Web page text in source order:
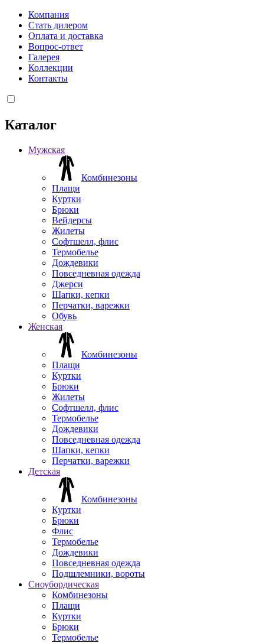
Компания
Стать дилером
Оплата и доставка
Вопрос-ответ
Галерея
Коллекции
Контакты
Каталог
Мужская
Комбинезоны
Плащи
Куртки
Брюки
Вейдерсы
Жилеты
Софтшелл, флис
Термобелье
Дождевики
Повседневная одежда
Джерси
Шапки, кепки
Перчатки, варежки
Обувь
Женская
Комбинезоны
Плащи
Куртки
Брюки
Жилеты
Софтшелл, флис
Термобелье
Дождевики
Повседневная одежда
Шапки, кепки
Перчатки, варежки
Детская
Комбинезоны
Куртки
Брюки
Флис
Термобелье
Дождевики
Повседневная одежда
Подшлемники, вороты
Сноубордическая
Комбинезоны
Плащи
Куртки
Брюки
Термобелье